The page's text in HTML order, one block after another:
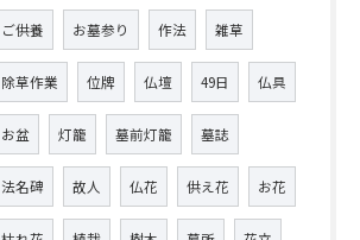
ご供養 お墓参り 作法 雑草
除草作業 位牌 仏壇 49日 仏具
お盆 灯籠 墓前灯籠 墓誌
法名碑 故人 仏花 供え花 お花